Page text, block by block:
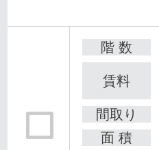
階 数
賃料
間取り
面 積